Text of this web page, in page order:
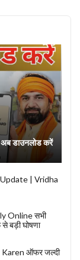
डाउनलोड करें
| Vridha
Online सभी
बड़ी घोषणा
ऑफर जल्दी